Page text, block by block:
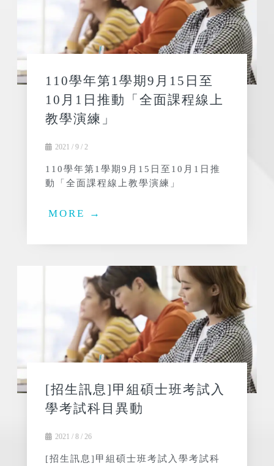
110學年第1學期9月15日至
10月1日推動「全面課程線上
教學演練」
2021 / 9 / 2
110學年第1學期9月15日至10月1日推
動「全面課程線上教學演練」
MORE →
[招生訊息]甲組碩士班考試入
學考試科目異動
2021 / 8 / 26
[招生訊息]甲組碩士班考試入學考試科